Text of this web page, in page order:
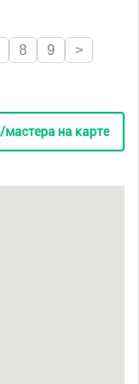
8 9
>
на карте